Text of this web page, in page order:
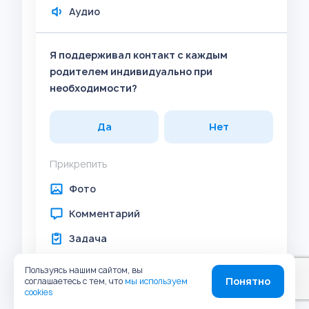
Аудио
Я поддерживал контакт с каждым
родителем индивидуально при
необходимости?
Да Нет
Прикрепить
Фото
Комментарий
Задача
Геолокация
Пользуясь нашим сайтом, вы
соглашаетесь с тем, что мы используем
cookies
Понятно